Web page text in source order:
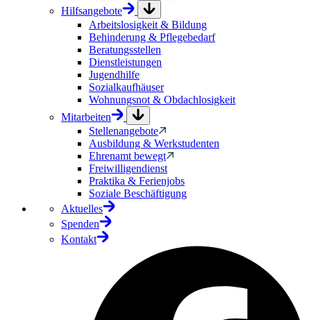
Hilfsangebote
Arbeitslosigkeit & Bildung
Behinderung & Pflegebedarf
Beratungsstellen
Dienstleistungen
Jugendhilfe
Sozialkaufhäuser
Wohnungsnot & Obdachlosigkeit
Mitarbeiten
Stellenangebote
Ausbildung & Werkstudenten
Ehrenamt bewegt
Freiwilligendienst
Praktika & Ferienjobs
Soziale Beschäftigung
Aktuelles
Spenden
Kontakt